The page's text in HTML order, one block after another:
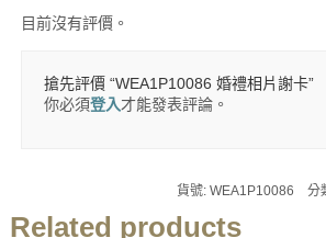
目前沒有評價。
搶先評價 “WEA1P10086 婚禮相片謝卡”
你必須登入才能發表評論。
貨號:WEA1P10086 分
Related products